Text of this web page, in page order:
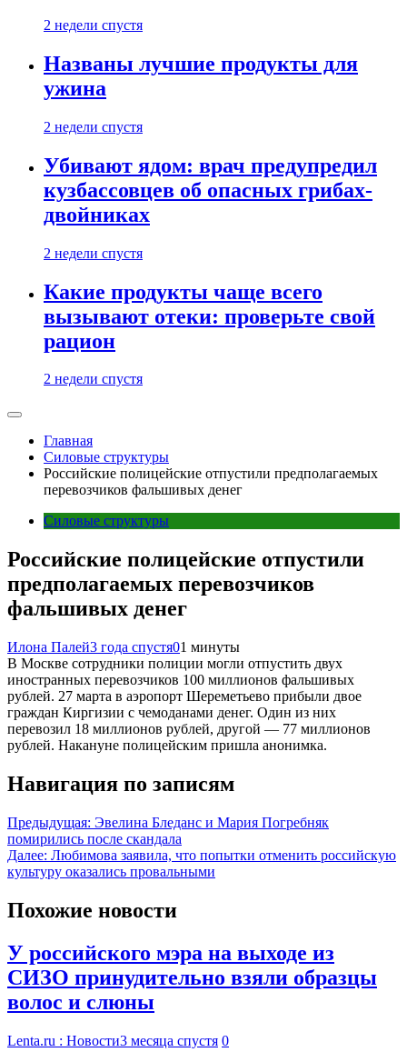
2 недели спустя
Названы лучшие продукты для
ужина
2 недели спустя
Убивают ядом: врач предупредил
кузбассовцев об опасных грибах-
двойниках
2 недели спустя
Какие продукты чаще всего
вызывают отеки: проверьте свой
рацион
2 недели спустя
Главная
Силовые структуры
Российские полицейские отпустили предполагаемых
перевозчиков фальшивых денег
Силовые структуры
Российские полицейские отпустили
предполагаемых перевозчиков
фальшивых денег
Илона Палей3 года спустя01 минуты
В Москве сотрудники полиции могли отпустить двух
иностранных перевозчиков 100 миллионов фальшивых
рублей. 27 марта в аэропорт Шереметьево прибыли двое
граждан Киргизии с чемоданами денег. Один из них
перевозил 18 миллионов рублей, другой — 77 миллионов
рублей. Накануне полицейским пришла анонимка.
Навигация по записям
Предыдущая: Эвелина Бледанс и Мария Погребняк
помирились после скандала
Далее: Любимова заявила, что попытки отменить российскую
культуру оказались провальными
Похожие новости
У российского мэра на выходе из
СИЗО принудительно взяли образцы
волос и слюны
Lenta.ru : Новости3 месяца спустя 0